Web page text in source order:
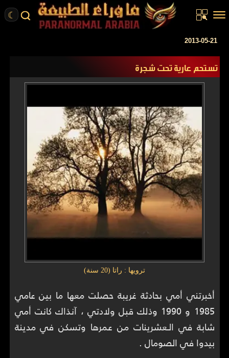
☾
الرئيسية
قصص واقعية
ركن الخيال
عن الموقع
2013-05-21
تستحم عارية تحت شجرة
ترويها : راتا (20 سنة)
أخبرتني أمي بحادثة غريبة حصلت معها ما بين عامي
1985 و 1990 وذلك قبل ولادتي ، آنذاك كانت أمي
شابة في الـعشرينات من عمرها وتسكن في مدينة
بيدوا في الصومال .